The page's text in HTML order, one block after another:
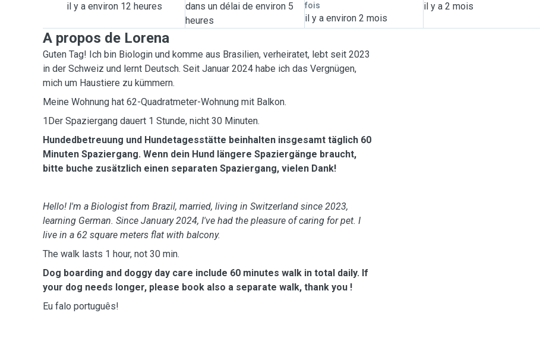
il y a environ 12 heures
dans un délai de environ 5
heures
fois
il y a environ 2 mois
il y a 2 mois
A propos de Lorena
Guten Tag! Ich bin Biologin und komme aus Brasilien, verheiratet, lebt seit 2023
in der Schweiz und lernt Deutsch. Seit Januar 2024 habe ich das Vergnügen,
mich um Haustiere zu kümmern.
Meine Wohnung hat 62-Quadratmeter-Wohnung mit Balkon.
1Der Spaziergang dauert 1 Stunde, nicht 30 Minuten.
Hundedbetreuung und Hundetagesstätte beinhalten insgesamt täglich 60
Minuten Spaziergang. Wenn dein Hund längere Spaziergänge braucht,
bitte buche zusätzlich einen separaten Spaziergang, vielen Dank!
Hello! I'm a Biologist from Brazil, married, living in Switzerland since 2023,
learning German. Since January 2024, I've had the pleasure of caring for pet. I
live in a 62 square meters flat with balcony.
The walk lasts 1 hour, not 30 min.
Dog boarding and doggy day care include 60 minutes walk in total daily. If
your dog needs longer, please book also a separate walk, thank you !
Eu falo português!